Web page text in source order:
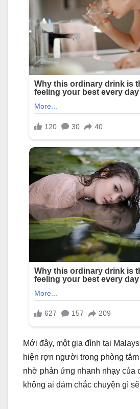
Mới đây, một gia đình tại
hiện rợn người trong phòng
nhờ phản ứng nhanh nhạy của
không ai dám chắc chuyện gì